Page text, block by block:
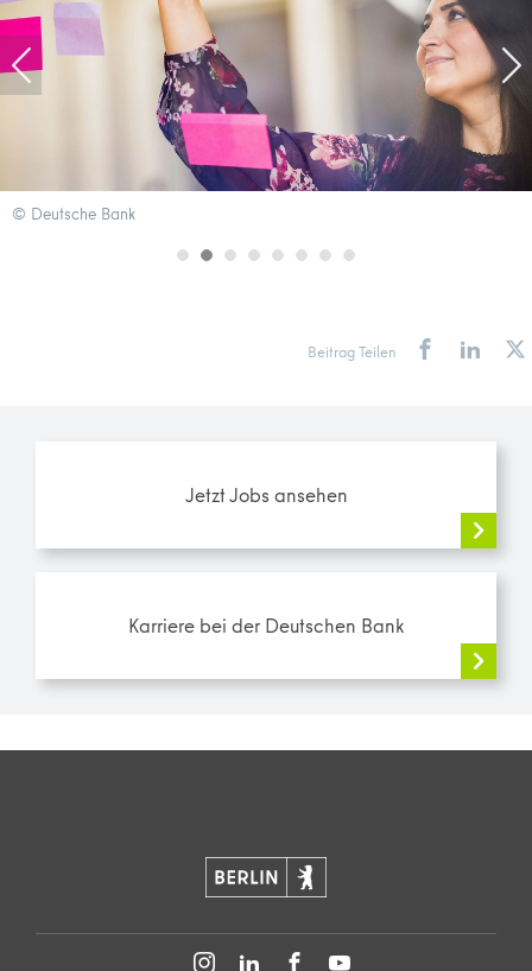
© Deutsche Bank
Beitrag Teilen
Jetzt Jobs ansehen
Karriere bei der Deutschen Bank